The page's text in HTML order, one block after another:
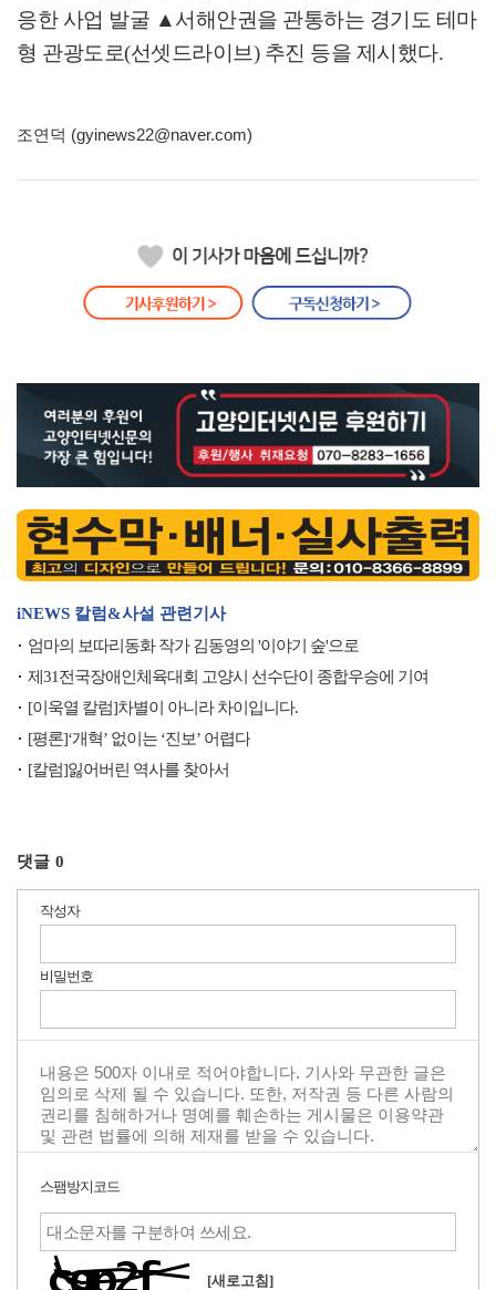
응한 사업 발굴 ▲서해안권을 관통하는 경기도 테마
형 관광도로(선셋드라이브) 추진 등을 제시했다.
조연덕 (gyinews22@naver.com)
iNEWS 칼럼&사설 관련기사
엄마의 보따리동화 작가 김동영의 '이야기 숲'으로
제31전국장애인체육대회 고양시 선수단이 종합우승에 기여
[이욱열 칼럼]차별이 아니라 차이입니다.
[평론]‘개혁’ 없이는 ‘진보’ 어렵다
[칼럼]잃어버린 역사를 찾아서
댓글 0
작성자
비밀번호
스팸방지코드
[새로고침]